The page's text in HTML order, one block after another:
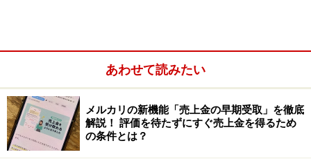
れるものではなかったので、メルカリに出品するのは断
念するしかありません。もし組み立て式のフラフープだ
ったならコンパクトサイズになり、らくらくメルカリ便
で発送ができました。
あわせて読みたい
メルカリの新機能「売上金の早期受取」を徹底
解説！ 評価を待たずにすぐ売上金を得るため
の条件とは？